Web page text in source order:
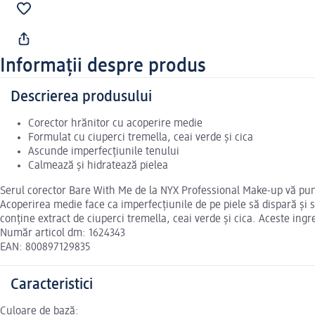
Informații despre produs
Descrierea produsului
Corector hrănitor cu acoperire medie
Formulat cu ciuperci tremella, ceai verde și cica
Ascunde imperfecțiunile tenului
Calmează și hidratează pielea
Serul corector Bare With Me de la NYX Professional Make-up vă
Acoperirea medie face ca imperfecțiunile de pe piele să dispară
conține extract de ciuperci tremella, ceai verde și cica. Aceste
Număr articol dm: 1624343
EAN: 800897129835
Caracteristici
Culoare de bază: